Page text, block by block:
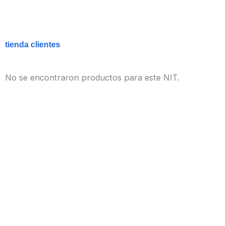
tienda clientes
No se encontraron productos para este NIT.